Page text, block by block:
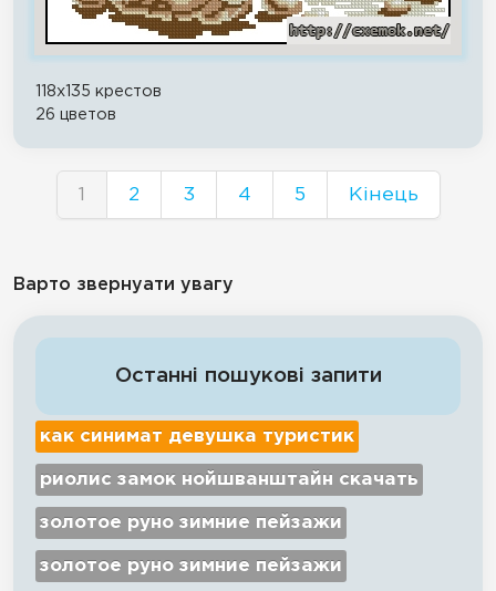
118x135 крестов
26 цветов
1 2 3 4 5 Кінець
Варто звернуати увагу
Останні пошукові запити
как синимат девушка туристик
риолис замок нойшванштайн скачать
золотое руно зимние пейзажи
золотое руно зимние пейзажи